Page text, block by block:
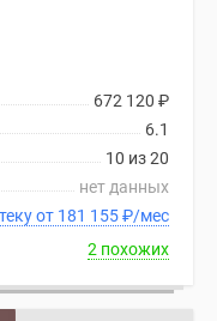
672 120 ₽
6.1
10 из 20
нет данных
В ипотеку от 181 155₽/мес
2 похожих